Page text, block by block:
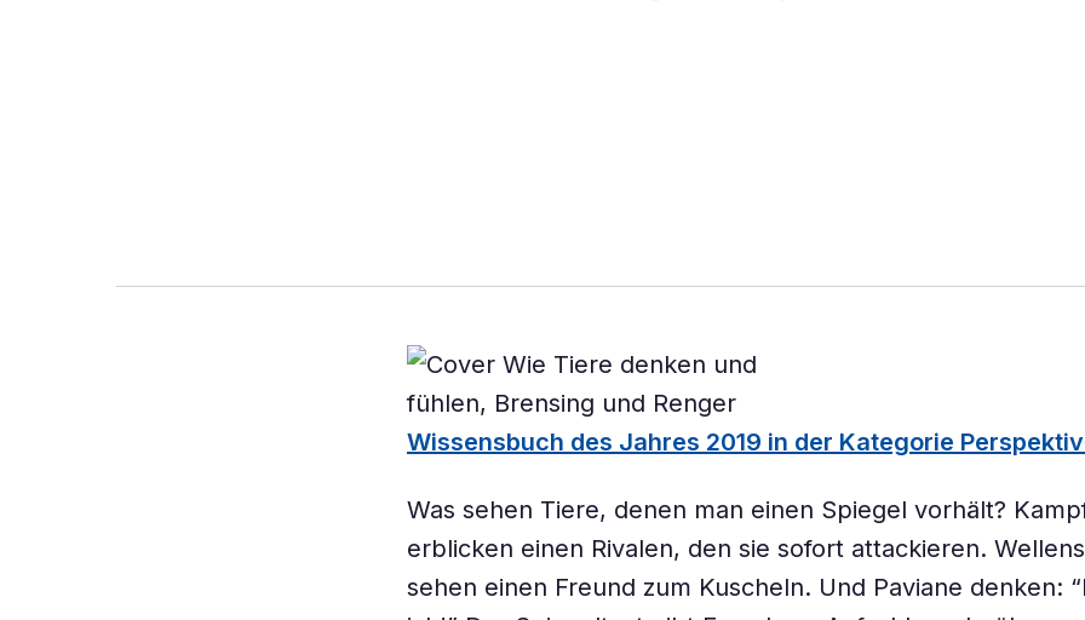
Wissensbuch des Jahres 2019 in der Kategorie
Was sehen Tiere, denen man einen Spiegel vorhält?
erblicken einen Rivalen, den sie sofort attackieren.
sehen einen Freund zum Kuscheln. Und Paviane denken: